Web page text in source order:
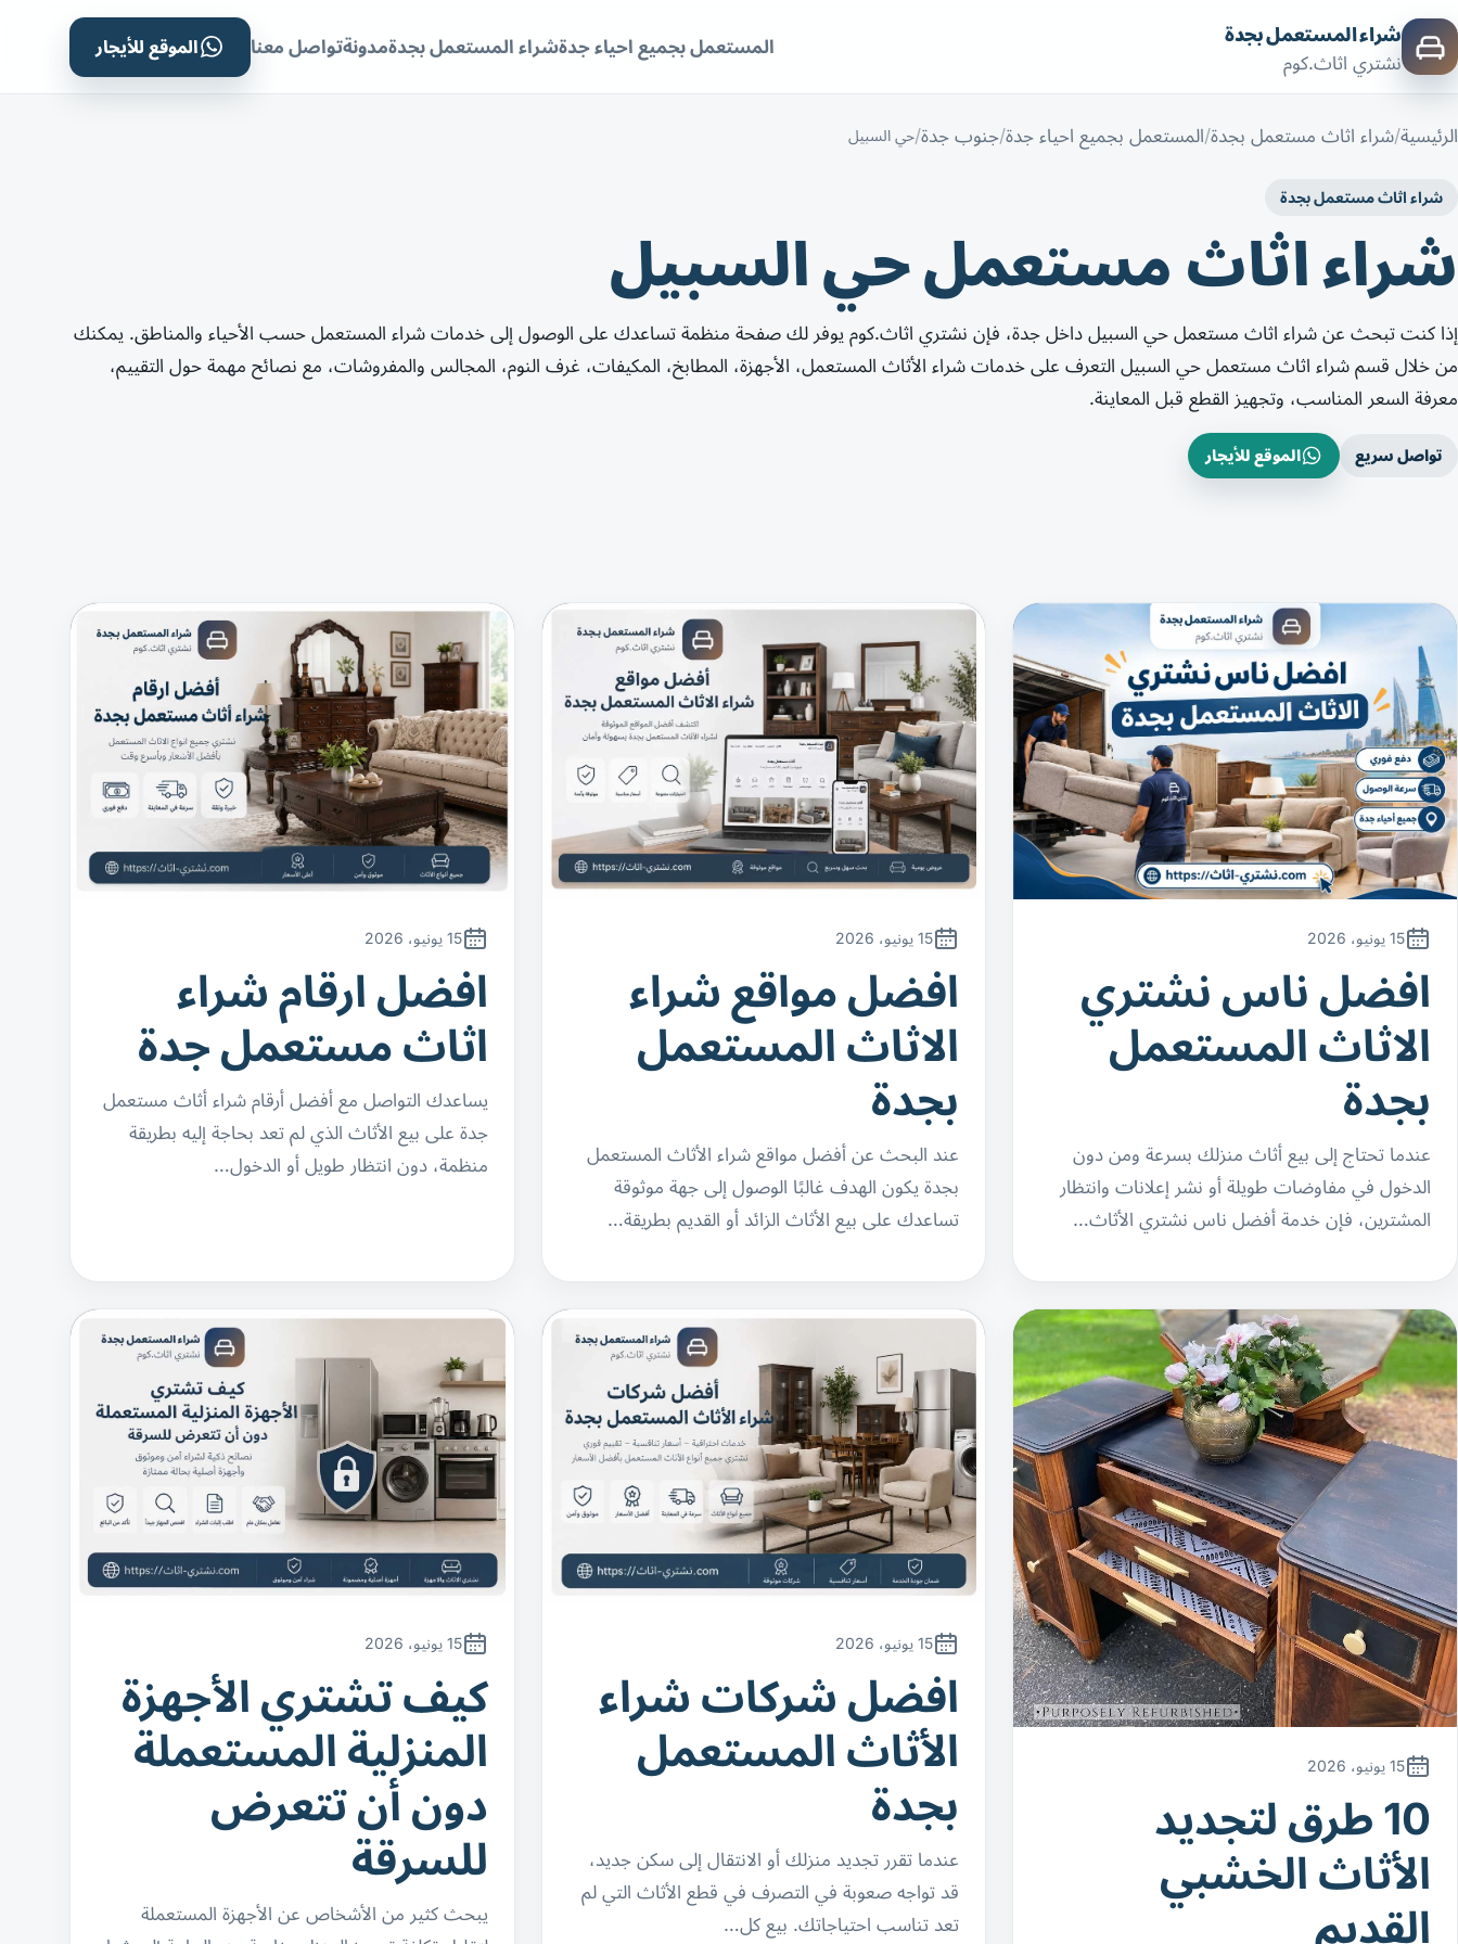
شراء المستعمل بجدة
نشتري اثاث.كوم
المستعمل بجميع احياء جدةشراء المستعمل بجدةمدونةتواصل معنا الموقع للأيجار
الرئيسية شراء اثاث مستعمل بجدة المستعمل بجميع احياء جدة جنوب جدة حي السبيل
شراء اثاث مستعمل بجدة
شراء اثاث مستعمل حي السبيل
إذا كنت تبحث عن شراء اثاث مستعمل حي السبيل داخل جدة، فإن نشتري اثاث.كوم يوفر لك صفحة منظمة تساعدك على الوصول إلى خدمات شراء المستعمل حسب الأحياء والمناطق. يمكنك
من خلال قسم شراء اثاث مستعمل حي السبيل التعرف على خدمات شراء الأثاث المستعمل، الأجهزة، المطابخ، المكيفات، غرف النوم، المجالس والمفروشات، مع نصائح مهمة حول التقييم،
معرفة السعر المناسب، وتجهيز القطع قبل المعاينة.
تواصل سريع الموقع للأيجار
15 يونيو، 2026
افضل ناس نشتري
الاثاث المستعمل
بجدة
عندما تحتاج إلى بيع أثاث منزلك بسرعة ومن دون
الدخول في مفاوضات طويلة أو نشر إعلانات وانتظار
المشترين، فإن خدمة أفضل ناس نشتري الأثاث…
15 يونيو، 2026
افضل مواقع شراء
الاثاث المستعمل
بجدة
عند البحث عن أفضل مواقع شراء الأثاث المستعمل
بجدة يكون الهدف غالبًا الوصول إلى جهة موثوقة
تساعدك على بيع الأثاث الزائد أو القديم بطريقة…
15 يونيو، 2026
افضل ارقام شراء
اثاث مستعمل جدة
يساعدك التواصل مع أفضل أرقام شراء أثاث مستعمل
جدة على بيع الأثاث الذي لم تعد بحاجة إليه بطريقة
منظمة، دون انتظار طويل أو الدخول…
15 يونيو، 2026
10 طرق لتجديد
الأثاث الخشبي
القديم
15 يونيو، 2026
افضل شركات شراء
الأثاث المستعمل
بجدة
عندما تقرر تجديد منزلك أو الانتقال إلى سكن جديد،
قد تواجه صعوبة في التصرف في قطع الأثاث التي لم
تعد تناسب احتياجاتك. بيع كل…
15 يونيو، 2026
كيف تشتري الأجهزة
المنزلية المستعملة
دون أن تتعرض
للسرقة
يبحث كثير من الأشخاص عن الأجهزة المستعملة